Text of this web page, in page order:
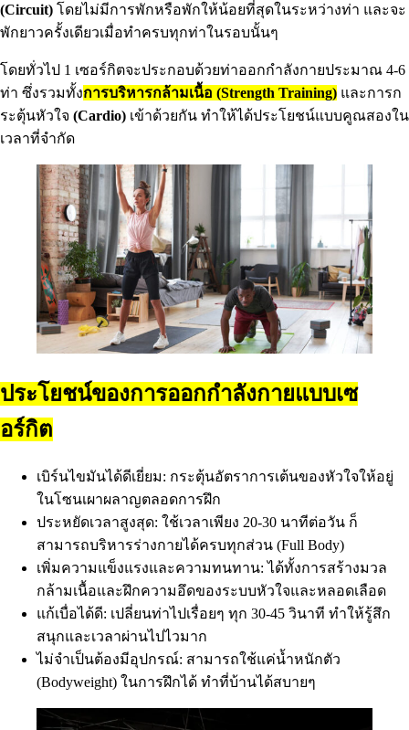
(Circuit) โดยไม่มีการพักหรือพักให้น้อยที่สุดในระหว่างท่า และจะ
พักยาวครั้งเดียวเมื่อทำครบทุกท่าในรอบนั้นๆ
โดยทั่วไป 1 เซอร์กิตจะประกอบด้วยท่าออกกำลังกายประมาณ 4-6
ท่า ซึ่งรวมทั้งการบริหารกล้ามเนื้อ (Strength Training) และการก
ระตุ้นหัวใจ (Cardio) เข้าด้วยกัน ทำให้ได้ประโยชน์แบบคูณสองใน
เวลาที่จำกัด
ประโยชน์ของการออกกำลังกายแบบเซ
อร์กิต
เบิร์นไขมันได้ดีเยี่ยม: กระตุ้นอัตราการเต้นของหัวใจให้อยู่
ในโซนเผาผลาญตลอดการฝึก
ประหยัดเวลาสูงสุด: ใช้เวลาเพียง 20-30 นาทีต่อวัน ก็
สามารถบริหารร่างกายได้ครบทุกส่วน (Full Body)
เพิ่มความแข็งแรงและความทนทาน: ได้ทั้งการสร้างมวล
กล้ามเนื้อและฝึกความอึดของระบบหัวใจและหลอดเลือด
แก้เบื่อได้ดี: เปลี่ยนท่าไปเรื่อยๆ ทุก 30-45 วินาที ทำให้รู้สึก
สนุกและเวลาผ่านไปไวมาก
ไม่จำเป็นต้องมีอุปกรณ์: สามารถใช้แค่น้ำหนักตัว
(Bodyweight) ในการฝึกได้ ทำที่บ้านได้สบายๆ